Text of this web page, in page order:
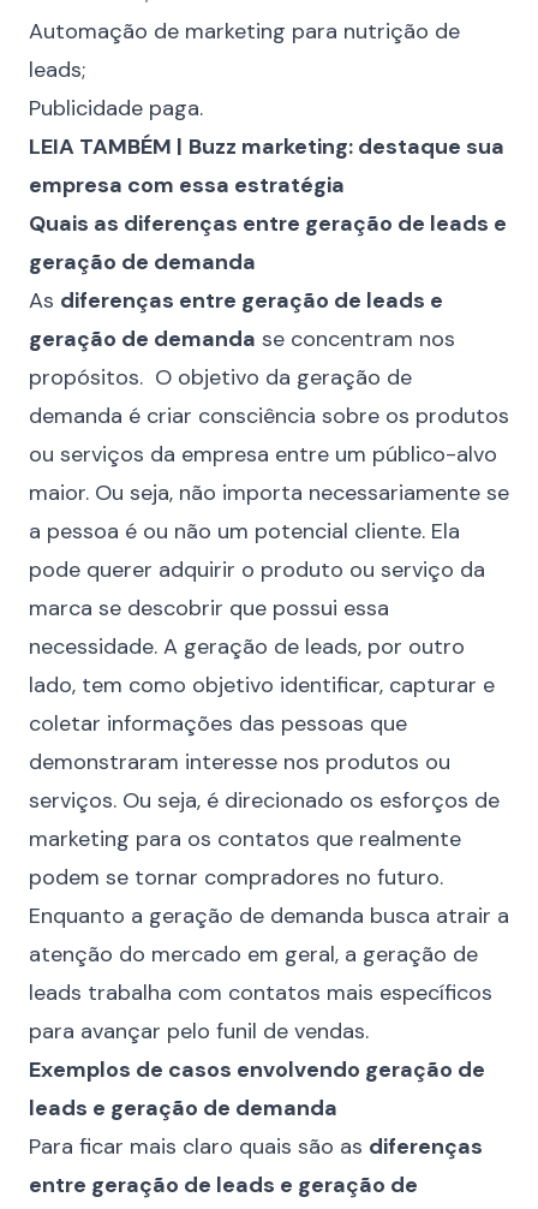
Automação de marketing para nutrição de
leads;
Publicidade paga.
LEIA TAMBÉM | Buzz marketing: destaque sua
empresa com essa estratégia
Quais as diferenças entre geração de leads e
geração de demanda
As diferenças entre geração de leads e
geração de demanda se concentram nos
propósitos. O objetivo da geração de
demanda é criar consciência sobre os produtos
ou serviços da empresa entre um público-alvo
maior. Ou seja, não importa necessariamente se
a pessoa é ou não um potencial cliente. Ela
pode querer adquirir o produto ou serviço da
marca se descobrir que possui essa
necessidade. A geração de leads, por outro
lado, tem como objetivo identificar, capturar e
coletar informações das pessoas que
demonstraram interesse nos produtos ou
serviços. Ou seja, é direcionado os esforços de
marketing para os contatos que realmente
podem se tornar compradores no futuro.
Enquanto a geração de demanda busca atrair a
atenção do mercado em geral, a geração de
leads trabalha com contatos mais específicos
para avançar pelo funil de vendas.
Exemplos de casos envolvendo geração de
leads e geração de demanda
Para ficar mais claro quais são as diferenças
entre geração de leads e geração de